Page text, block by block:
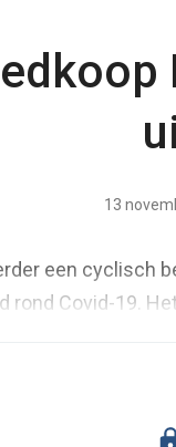
13
een cyclisch
rond Covid-19.